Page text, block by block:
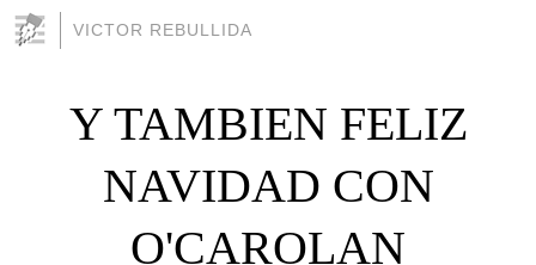
VICTOR REBULLIDA
Y TAMBIEN FELIZ
NAVIDAD CON
O'CAROLAN